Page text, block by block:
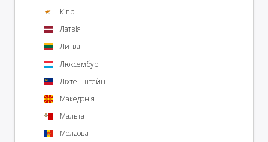
Кіпр
Латвія
Литва
Люксембург
Ліхтенштейн
Македонія
Мальта
Молдова